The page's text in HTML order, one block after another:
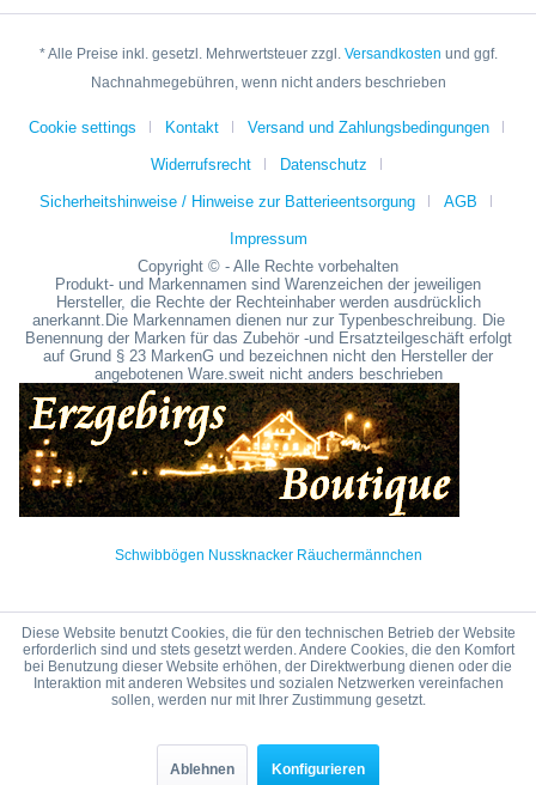
* Alle Preise inkl. gesetzl. Mehrwertsteuer zzgl. Versandkosten und ggf.
Nachnahmegebühren, wenn nicht anders beschrieben
Cookie settings Kontakt Versand und Zahlungsbedingungen
Widerrufsrecht Datenschutz
Sicherheitshinweise / Hinweise zur Batterieentsorgung AGB
Impressum
Copyright © - Alle Rechte vorbehalten
Produkt- und Markennamen sind Warenzeichen der jeweiligen
Hersteller, die Rechte der Rechteinhaber werden ausdrücklich
anerkannt.Die Markennamen dienen nur zur Typenbeschreibung. Die
Benennung der Marken für das Zubehör -und Ersatzteilgeschäft erfolgt
auf Grund § 23 MarkenG und bezeichnen nicht den Hersteller der
angebotenen Ware.sweit nicht anders beschrieben
Schwibbögen Nussknacker Räuchermännchen
Diese Website benutzt Cookies, die für den technischen Betrieb der Website
erforderlich sind und stets gesetzt werden. Andere Cookies, die den Komfort
bei Benutzung dieser Website erhöhen, der Direktwerbung dienen oder die
Interaktion mit anderen Websites und sozialen Netzwerken vereinfachen
sollen, werden nur mit Ihrer Zustimmung gesetzt.
Ablehnen Konfigurieren